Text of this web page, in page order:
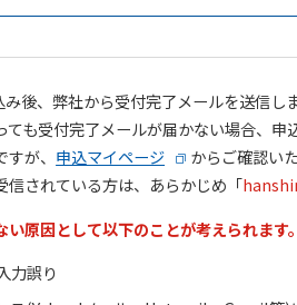
後、弊社から受付完了メールを送信しま
ても受付完了メールが届かない場合、
が、 申込マイページ
からご確認い
信されている方は、あらかじめ「
い原因として以下のことが考えられます。
力誤り